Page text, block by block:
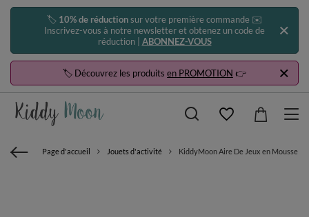
🏷️ 10% de réductionsur votre première commande ✉️
Inscrivez-vous à notre newsletter et obtenez un code de
réduction | ABONNEZ-VOUS
🏷️ Découvrez les produits en PROMOTION 👉
Page d'accueil Jouets d'activité KiddyMoon Aire De Jeux en Mousse